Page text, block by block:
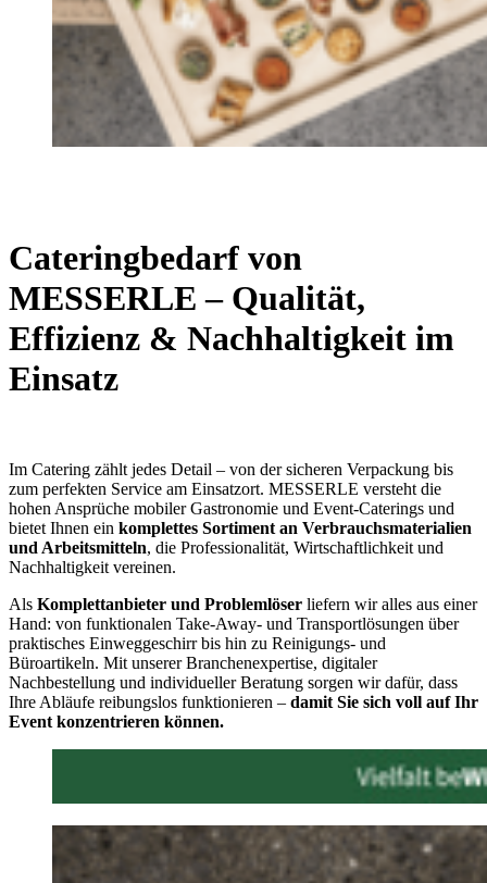
Cateringbedarf von
MESSERLE – Qualität,
Effizienz & Nachhaltigkeit im
Einsatz
Im Catering zählt jedes Detail – von der sicheren Verpackung bis
zum perfekten Service am Einsatzort. MESSERLE versteht die
hohen Ansprüche mobiler Gastronomie und Event-Caterings und
bietet Ihnen ein komplettes Sortiment an Verbrauchsmaterialien
und Arbeitsmitteln, die Professionalität, Wirtschaftlichkeit und
Nachhaltigkeit vereinen.
Als Komplettanbieter und Problemlöser liefern wir alles aus einer
Hand: von funktionalen Take-Away- und Transportlösungen über
praktisches Einweggeschirr bis hin zu Reinigungs- und
Büroartikeln. Mit unserer Branchenexpertise, digitaler
Nachbestellung und individueller Beratung sorgen wir dafür, dass
Ihre Abläufe reibungslos funktionieren – damit Sie sich voll auf Ihr
Event konzentrieren können.